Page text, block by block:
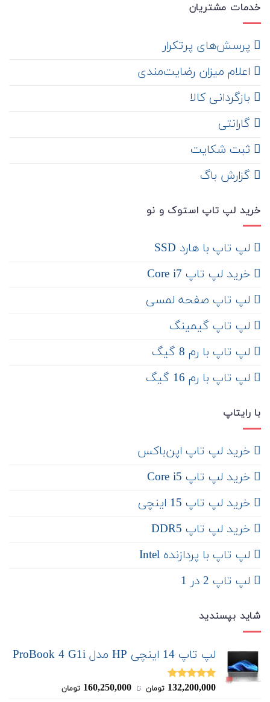
خدمات مشتریان
‌ پرسش‌های پرتکرار
اعلام میزان رضایت‌مندی
‌ بازگردانی کالا
گارانتی
ثبت شکایت
‌ گزارش باگ
خرید لپ تاپ استوک و نو
لپ تاپ با هارد SSD
خرید لپ تاپ Core i7
لپ تاپ صفحه لمسی
لپ تاپ گیمینگ
لپ تاپ با رم 8 گیگ
لپ تاپ با رم 16 گیگ
با رایتاپ
‌ خرید لپ تاپ اپن‌باکس
خرید لپ تاپ Core i5
‌‌ خرید لپ تاپ 15 اینچی
خرید لپ تاپ DDR5
لپ تاپ با پردازنده Intel
لپ تاپ 2 در 1
شاید بپسندید
لپ تاپ 14 اینچی HP مدل ProBook 4 G1i
نمره5.00
132,200,000 تومان ‌ تا ‌ 160,250,000 تومان